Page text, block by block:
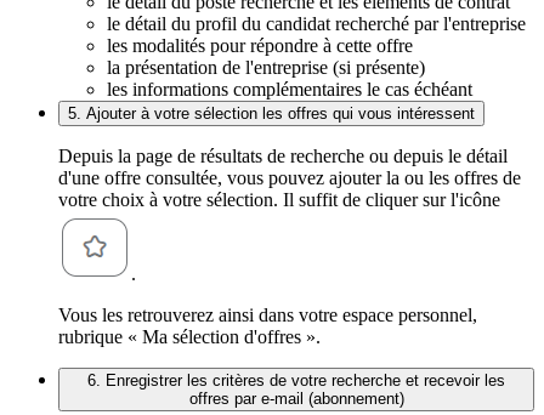
le détail du profil du candidat recherché par l'entreprise
les modalités pour répondre à cette offre
la présentation de l'entreprise (si présente)
les informations complémentaires le cas échéant
5. Ajouter à votre sélection les offres qui vous intéressent
Depuis la page de résultats de recherche ou depuis le détail
d'une offre consultée, vous pouvez ajouter la ou les offres de
votre choix à votre sélection. Il suffit de cliquer sur l'icône
.
Vous les retrouverez ainsi dans votre espace personnel,
rubrique « Ma sélection d'offres ».
6. Enregistrer les critères de votre recherche et recevoir les
offres par e-mail (abonnement)